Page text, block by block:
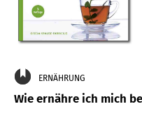
ERNÄHRUNG
Wie ernähre ich mich